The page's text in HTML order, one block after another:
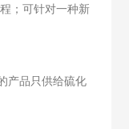
；可针对一种新
产品只供给硫化